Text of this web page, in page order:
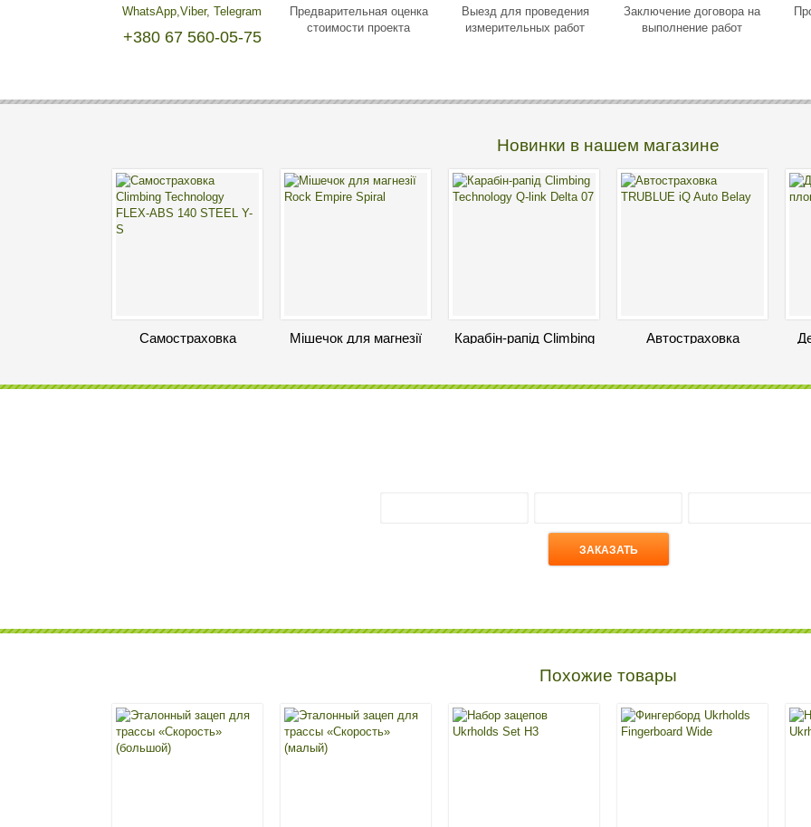
WhatsApp,Viber, Telegram
+380 67 560-05-75
Предварительная оценка
стоимости проекта
Выезд для проведения
измерительных работ
Заключение договора на
выполнение работ
Новинки в нашем магазине
Самостраховка
Мішечок для магнезії
1 300грн
Карабін-рапід Climbing
Автостраховка
Похожие товары